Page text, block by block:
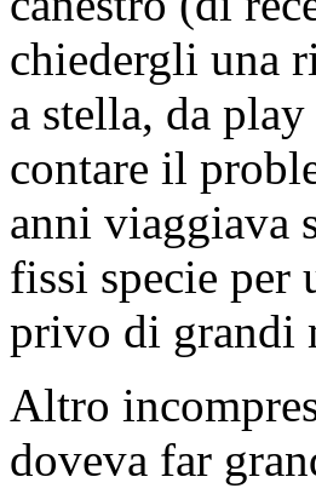
chiedergli una
a stella, da
contare il
anni viaggiava
fissi specie per
privo di grandi
Altro
doveva far